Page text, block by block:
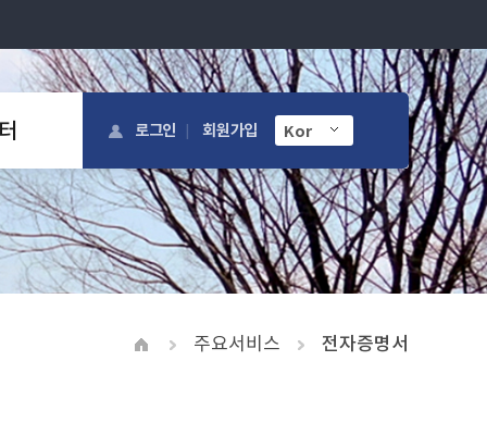
로그인 회원가입
주요서비스 전자증명서